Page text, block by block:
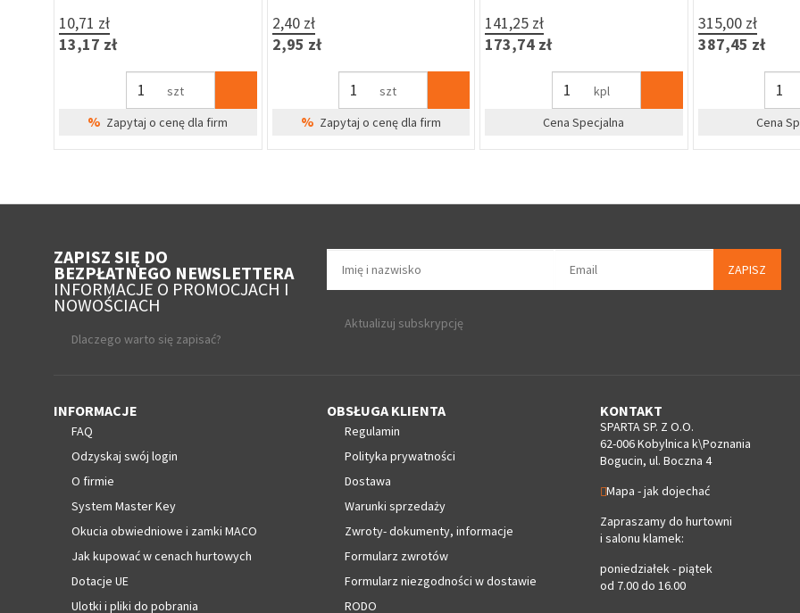
54,43 zł
66,95 zł
kpl
% Zapytaj o cenę dla firm
54,43 zł
66,95 zł
kpl
% Zapytaj o cenę dla firm
3,89 zł
4,78 zł
szt
Zapytaj o cenę dla firm
6,16 zł
7,58 zł
Zapytaj o
ZAPISZ SIĘ DO
BEZPŁATNEGO NEWSLETTERA
INFORMACJE O PROMOCJACH I
NOWOŚCIACH
Dlaczego warto się zapisać?
ZAPISZ
Aktualizuj subskrypcję
INFORMACJE
FAQ
Odzyskaj swój login
O firmie
System Master Key
Okucia obwiedniowe i zamki MACO
Jak kupować w cenach hurtowych
Dotacje UE
Ulotki i pliki do pobrania
OBSŁUGA KLIENTA
Regulamin
Polityka prywatności
Dostawa
Warunki sprzedaży
Zwroty- dokumenty, informacje
Formularz zwrotów
Formularz niezgodności w dostawie
RODO
KONTAKT
SPARTA SP. Z O.O.
62-006 Kobylnica k\Poznania
Bogucin, ul. Boczna 4
Mapa - jak dojechać
Zapraszamy do hurtowni
i salonu klamek:
poniedziałek - piątek
od 7.00 do 16.00